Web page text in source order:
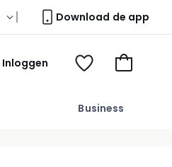
Download de app
Business
Inloggen
Mijn
Kijk
Naar